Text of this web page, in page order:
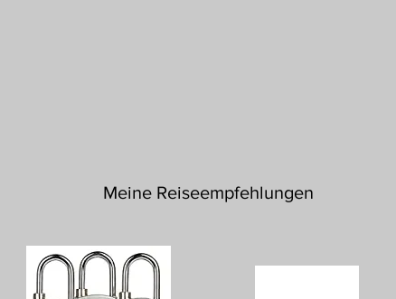
Meine Reiseempfehlungen